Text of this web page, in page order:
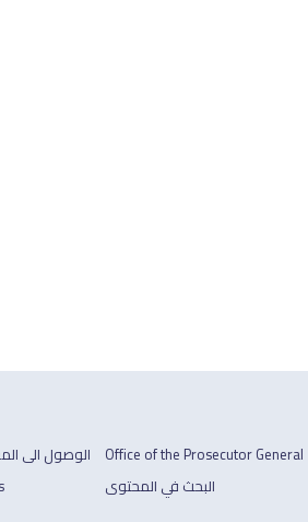
الوصول الى Office of the Prosecutor General
البحث في المحتوى